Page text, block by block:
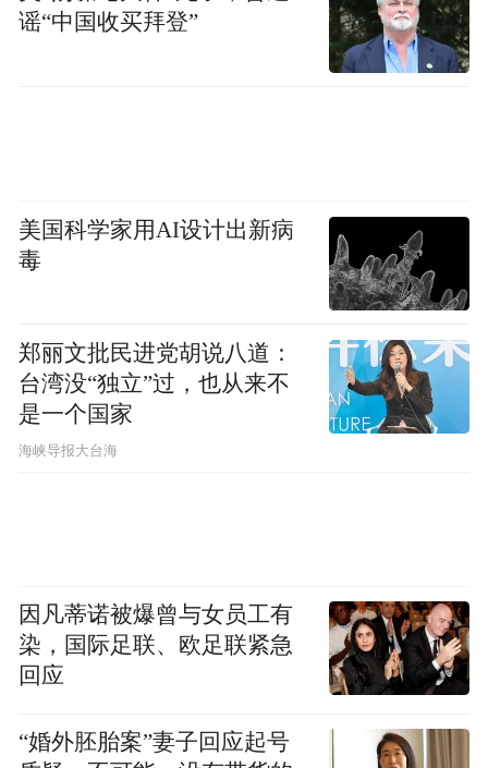
需求的深刻回应。“我们不仅仅是在做产
品。”范一波望着实验室里忙碌的身影感慨地
尿裤中的，是科技与人文的交融，是数据与
感知的平衡，当宝宝穿上它安睡整夜，当父
母因它而轻松自信，便是高质量最好的证明
——看不见，却能被深深感知。
“特别声明：以上作品内容(包括在内的视频、图片或音
频)为凤凰网旗下自媒体平台“大风号”用户上传并发
布，本平台仅提供信息存储空间服务。
谣“中国收买拜登”
美国科学家用AI设计出新病
毒
郑丽文批民进党胡说八道：
台湾没“独立”过，也从来不
是一个国家
​海峡导报大台海
因凡蒂诺被爆曾与女员工有
染，国际足联、欧足联紧急
回应
“婚外胚胎案”妻子回应起号